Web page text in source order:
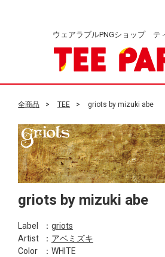
ウェアラブルPNGショップ テ
全商品 TEE griots by mizuki abe
griots by mizuki abe
Label ： griots
Artist
： アベミズキ
Color
：WHITE